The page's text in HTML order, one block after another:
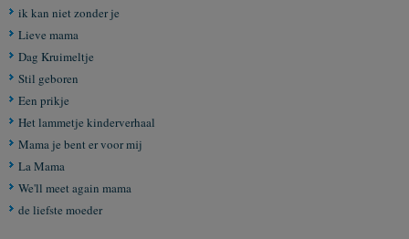
ik kan niet zonder je
Lieve mama
Dag Kruimeltje
Stil geboren
Een prikje
Het lammetje kinderverhaal
Mama je bent er voor mij
La Mama
We'll meet again mama
de liefste moeder